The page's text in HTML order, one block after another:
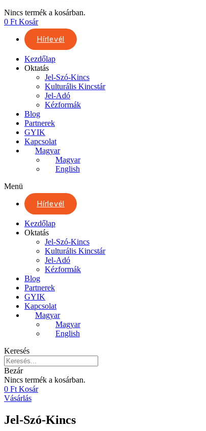
Nincs termék a kosárban.
0 Ft Kosár
Hírlevél
Kezdőlap
Oktatás
Jel-Szó-Kincs
Kulturális Kincstár
Jel-Adó
Kézformák
Blog
Partnerek
GYIK
Kapcsolat
Magyar
Magyar
English
Menü
Hírlevél
Kezdőlap
Oktatás
Jel-Szó-Kincs
Kulturális Kincstár
Jel-Adó
Kézformák
Blog
Partnerek
GYIK
Kapcsolat
Magyar
Magyar
English
Keresés
Bezár
Nincs termék a kosárban.
0 Ft Kosár
Vásárlás
Jel-Szó-Kincs